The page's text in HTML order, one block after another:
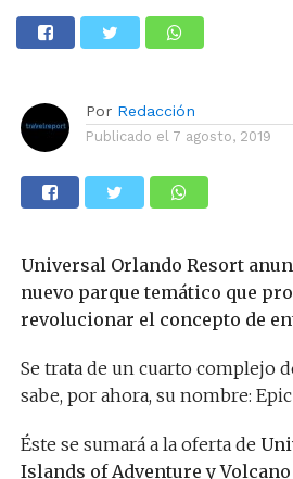
Por Redacción
Publicado el 7 agosto, 2019
Universal Orlando Resort
nuevo parque temático que
revolucionar el concepto de
Se trata de un cuarto complejo
sabe, por ahora, su nombre:
Éste se sumará a la oferta de
Islands of Adventure y